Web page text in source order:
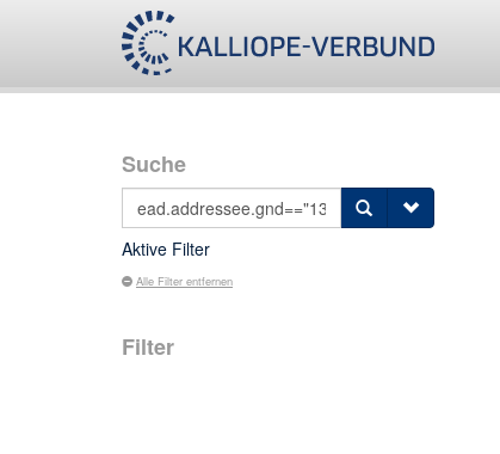
Suche
Aktive Filter
Alle Filter entfernen
Filter